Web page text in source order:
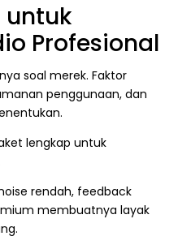
untuk
Profesional
soal merek. Faktor
penggunaan, dan
lengkap untuk
rendah, feedback
membuatnya layak